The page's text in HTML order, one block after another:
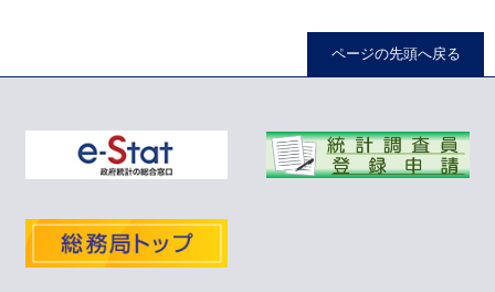
ページの先頭へ戻る